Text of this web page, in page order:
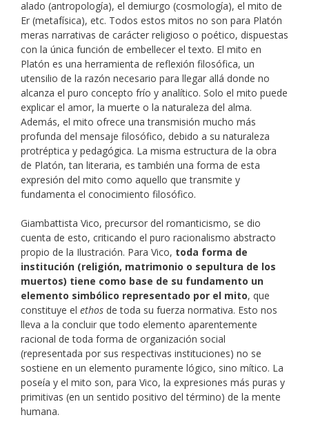
alado (antropología), el demiurgo (cosmología), el mito de
Er (metafísica), etc. Todos estos mitos no son para Platón
meras narrativas de carácter religioso o poético, dispuestas
con la única función de embellecer el texto. El mito en
Platón es una herramienta de reflexión filosófica, un
utensilio de la razón necesario para llegar allá donde no
alcanza el puro concepto frío y analítico. Solo el mito puede
explicar el amor, la muerte o la naturaleza del alma.
Además, el mito ofrece una transmisión mucho más
profunda del mensaje filosófico, debido a su naturaleza
protréptica y pedagógica. La misma estructura de la obra
de Platón, tan literaria, es también una forma de esta
expresión del mito como aquello que transmite y
fundamenta el conocimiento filosófico.
Giambattista Vico, precursor del romanticismo, se dio
cuenta de esto, criticando el puro racionalismo abstracto
propio de la Ilustración. Para Vico, toda forma de
institución (religión, matrimonio o sepultura de los
muertos) tiene como base de su fundamento un
elemento simbólico representado por el mito, que
constituye el ethos de toda su fuerza normativa. Esto nos
lleva a la concluir que todo elemento aparentemente
racional de toda forma de organización social
(representada por sus respectivas instituciones) no se
sostiene en un elemento puramente lógico, sino mítico. La
poseía y el mito son, para Vico, la expresiones más puras y
primitivas (en un sentido positivo del término) de la mente
humana.